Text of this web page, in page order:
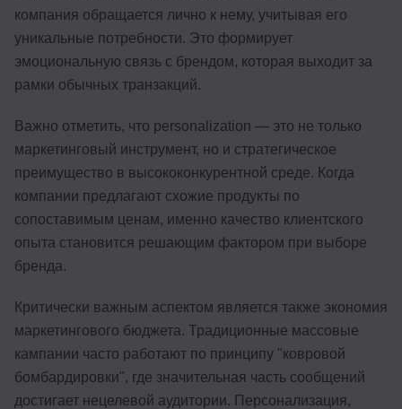
компания обращается лично к нему, учитывая его
уникальные потребности. Это формирует
эмоциональную связь с брендом, которая выходит за
рамки обычных транзакций.
Важно отметить, что personalization — это не только
маркетинговый инструмент, но и стратегическое
преимущество в высококонкурентной среде. Когда
компании предлагают схожие продукты по
сопоставимым ценам, именно качество клиентского
опыта становится решающим фактором при выборе
бренда.
Критически важным аспектом является также экономия
маркетингового бюджета. Традиционные массовые
кампании часто работают по принципу "ковровой
бомбардировки", где значительная часть сообщений
достигает нецелевой аудитории. Персонализация,